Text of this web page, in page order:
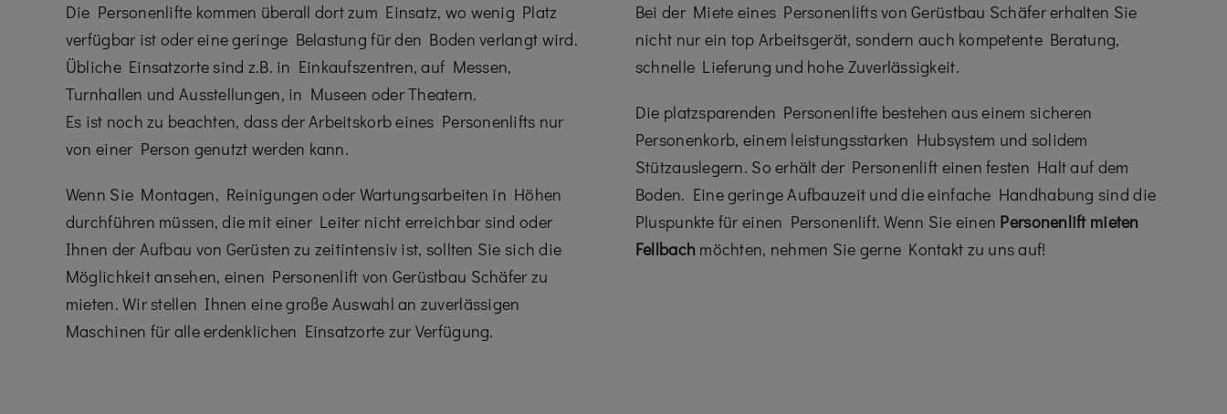
Die Personenlifte kommen überall dort zum Einsatz, wo wenig Platz
verfügbar ist oder eine geringe Belastung für den Boden verlangt wird.
Übliche Einsatzorte sind z.B. in Einkaufszentren, auf Messen,
Turnhallen und Ausstellungen, in Museen oder Theatern.
Es ist noch zu beachten, dass der Arbeitskorb eines Personenlifts nur
von einer Person genutzt werden kann.
Wenn Sie Montagen, Reinigungen oder Wartungsarbeiten in Höhen
durchführen müssen, die mit einer Leiter nicht erreichbar sind oder
Ihnen der Aufbau von Gerüsten zu zeitintensiv ist, sollten Sie sich die
Möglichkeit ansehen, einen Personenlift von Gerüstbau Schäfer zu
mieten. Wir stellen Ihnen eine große Auswahl an zuverlässigen
Maschinen für alle erdenklichen Einsatzorte zur Verfügung.
Bei der Miete eines Personenlifts von Gerüstbau Schäfer erhalten Sie
nicht nur ein top Arbeitsgerät, sondern auch kompetente Beratung,
schnelle Lieferung und hohe Zuverlässigkeit.
Die platzsparenden Personenlifte bestehen aus einem sicheren
Personenkorb, einem leistungsstarken Hubsystem und solidem
Stützauslegern. So erhält der Personenlift einen festen Halt auf dem
Boden. Eine geringe Aufbauzeit und die einfache Handhabung sind die
Pluspunkte für einen Personenlift. Wenn Sie einen Personenlift mieten
Fellbach möchten, nehmen Sie gerne Kontakt zu uns auf!